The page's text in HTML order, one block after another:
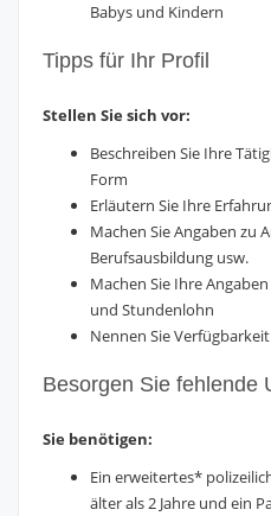
Babys und Kindern
Tipps für Ihr Profil
Stellen Sie sich vor:
Beschreiben Sie Ihre
Form
Erläutern Sie Ihre
Machen Sie Angaben zu
Berufsausbildung usw.
Machen Sie Ihre
und Stundenlohn
Nennen Sie
Besorgen Sie fehlende
Sie benötigen:
Ein erweitertes*
älter als 2 Jahre und ein